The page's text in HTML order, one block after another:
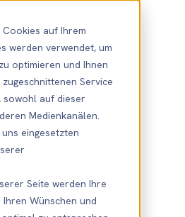
auf Ihrem
werden verwendet, um
optimieren und Ihnen
Service
auf dieser
Medienkanälen.
eingesetzten
Seite werden Ihre
Wünschen und